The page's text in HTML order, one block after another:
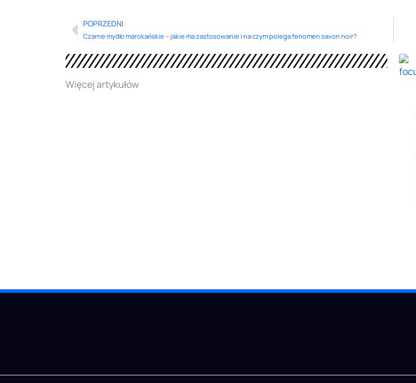
Prev
POPRZEDNI
Czarne mydło marokańskie – jakie ma zastosowanie i na czym polega fenomen savon noir?
Więcej artykułów